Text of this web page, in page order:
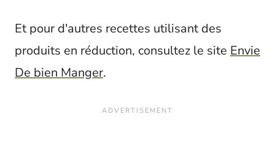
Et pour d'autres recettes utilisant des
produits en réduction, consultez le site Envie
De bien Manger.